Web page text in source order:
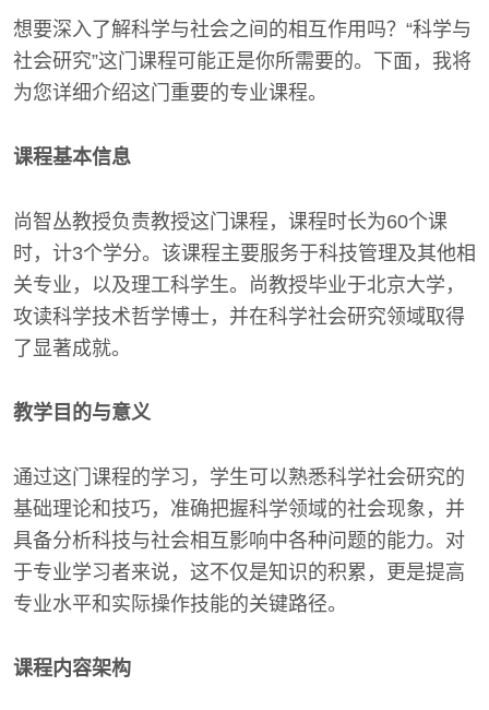
想要深入了解科学与社会之间的相互作用吗？“科学与
社会研究”这门课程可能正是你所需要的。下面，我将
为您详细介绍这门重要的专业课程。
课程基本信息
尚智丛教授负责教授这门课程，课程时长为60个课
时，计3个学分。该课程主要服务于科技管理及其他相
关专业，以及理工科学生。尚教授毕业于北京大学，
攻读科学技术哲学博士，并在科学社会研究领域取得
了显著成就。
教学目的与意义
通过这门课程的学习，学生可以熟悉科学社会研究的
基础理论和技巧，准确把握科学领域的社会现象，并
具备分析科技与社会相互影响中各种问题的能力。对
于专业学习者来说，这不仅是知识的积累，更是提高
专业水平和实际操作技能的关键路径。
课程内容架构